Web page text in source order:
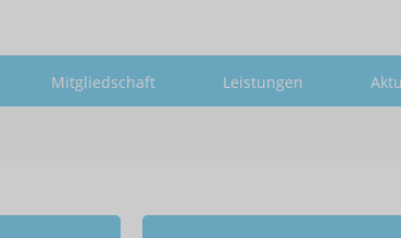
Mitgliedschaft Leistungen